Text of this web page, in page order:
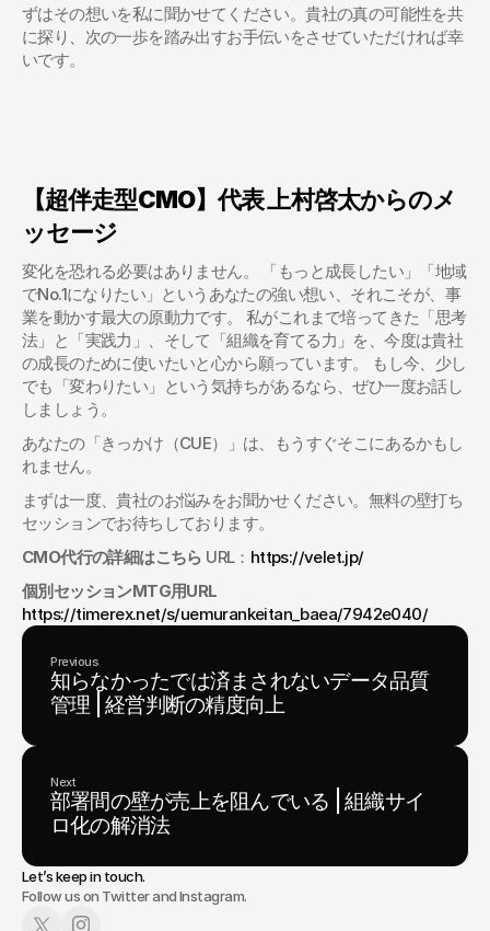
ずはその想いを私に聞かせてください。貴社の真の可能性を共
に探り、次の一歩を踏み出すお手伝いをさせていただければ幸
いです。
【超伴走型CMO】代表 上村啓太からのメ
ッセージ
変化を恐れる必要はありません。 「もっと成長したい」「地域
でNo.1になりたい」というあなたの強い想い、それこそが、事
業を動かす最大の原動力です。 私がこれまで培ってきた「思考
法」と「実践力」、そして「組織を育てる力」を、今度は貴社
の成長のために使いたいと心から願っています。 もし今、少し
でも「変わりたい」という気持ちがあるなら、ぜひ一度お話し
しましょう。
あなたの「きっかけ（CUE）」は、もうすぐそこにあるかもし
れません。
まずは一度、貴社のお悩みをお聞かせください。無料の壁打ち
セッションでお待ちしております。
CMO代行の詳細はこちら URL： https://velet.jp/
個別セッションMTG用URL
https://timerex.net/s/uemurankeitan_baea/7942e040/
Previous
知らなかったでは済まされないデータ品質
管理 | 経営判断の精度向上
Next
部署間の壁が売上を阻んでいる | 組織サイ
ロ化の解消法
Let’s keep in touch.
Follow us on Twitter and Instagram.